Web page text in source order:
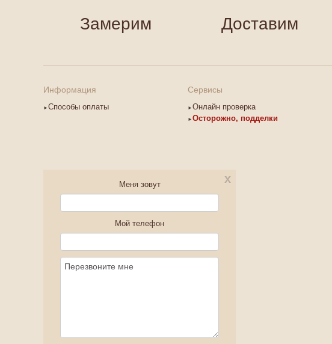
Замерим Доставим
Информация
Способы оплаты
Сервисы
Онлайн проверка
Осторожно, подделки
Меня зовут
Мой телефон
x